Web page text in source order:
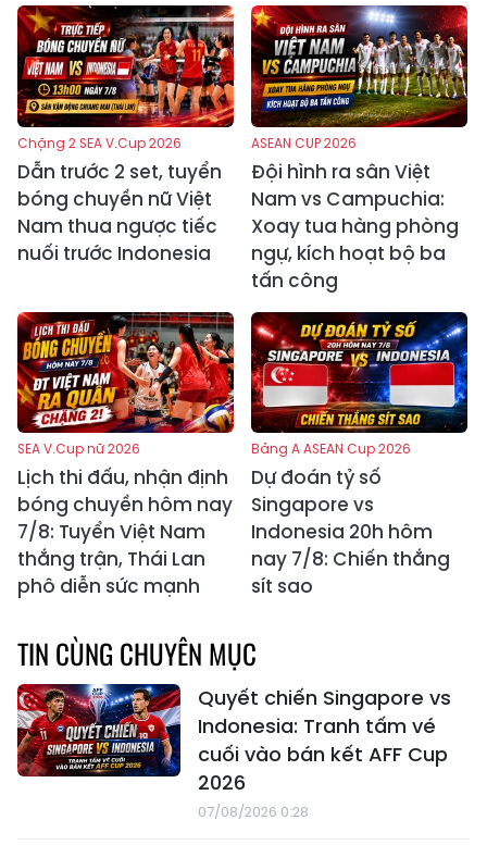
Chặng 2 SEA V.Cup 2026
Dẫn trước 2 set, tuyển
bóng chuyền nữ Việt
Nam thua ngược tiếc
nuối trước Indonesia
ASEAN CUP 2026
Đội hình ra sân Việt
Nam vs Campuchia:
Xoay tua hàng phòng
ngự, kích hoạt bộ ba
tấn công
SEA V.Cup nữ 2026
Lịch thi đấu, nhận định
bóng chuyền hôm nay
7/8: Tuyển Việt Nam
thắng trận, Thái Lan
phô diễn sức mạnh
Bảng A ASEAN Cup 2026
Dự đoán tỷ số
Singapore vs
Indonesia 20h hôm
nay 7/8: Chiến thắng
sít sao
TIN CÙNG CHUYÊN MỤC
Quyết chiến Singapore vs
Indonesia: Tranh tấm vé
cuối vào bán kết AFF Cup
2026
07/08/2026 0:28